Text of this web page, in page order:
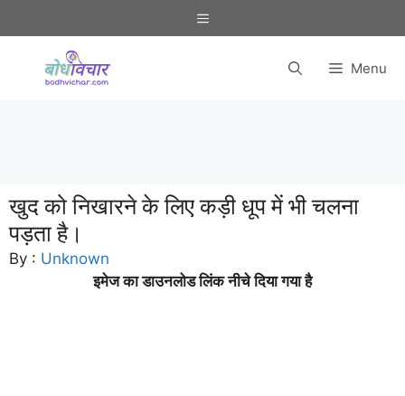
to
Menu
Menu
खुद को निखारने के लिए कड़ी धूप में भी चलना
पड़ता है।
By : Unknown
इमेज का डाउनलोड लिंक नीचे दिया गया है